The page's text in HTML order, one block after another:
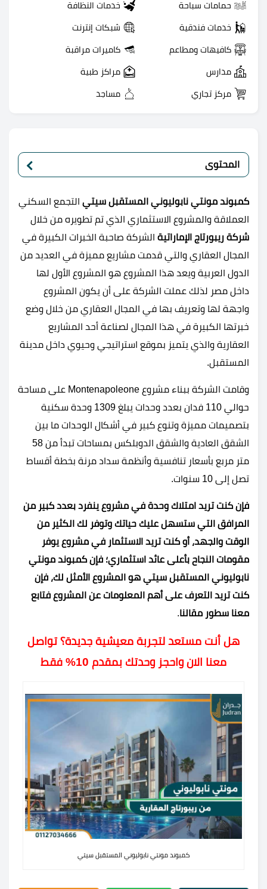
حمامات سباحة خدمات النظافة
خدمات فندقية شبكات إنترنت
كافيهات ومطاعم كاميرات مراقبة
مدارس مراكز طبية
مركز تجاري مساجد
المحتوى
كمبوند مونتي نابوليوني المستقبل سيتي التجمع السكني
العملاقة والمشروع الاستثماري الذي تم تطويره من خلال
شركة ريبورتاج الإماراتية الشركة صاحبة الخبرات الكبيرة في
المجال العقاري والتي قدمت مشاريع مميزة في العديد من
الدول العربية ويعد هذا المشروع هو المشروع الأول لها
داخل مصر لذلك عملت الشركة على أن يكون المشروع
واجهة لها وتعريف بها في المجال العقاري من خلال وضع
خبرتها الكبيرة في هذا المجال لصناعة أحد المشاريع
العقارية والذي يتميز بموقع استراتيجي وحيوي داخل مدينة
المستقبل.
وقامت الشركة ببناء مشروع Montenapoleone على مساحة
حوالي 110 فدان بعدد وحدات يبلغ 1309 وحدة سكنية
بتصميمات مميزة وتنوع كبير في أشكال الوحدات ما بين
الشقق العادية والشقق الدوبلكس بمساحات تبدأ من 58
متر مربع بأسعار تنافسية وأنظمة سداد مرنة بخطة أقساط
تصل إلى 10 سنوات.
فإن كنت تريد امتلاك وحدة في مشروع ينفرد بعدد كبير من
المرافق التي ستسهل عليك حياتك وتوفر لك الكثير من
الوقت والجهد، أو كنت تريد الاستثمار في مشروع يوفر
مقومات النجاح بأعلى عائد استثماري؛ فإن كمبوند مونتي
نابوليوني المستقبل سيتي هو المشروع الأمثل لك، فإن
كنت تريد التعرف على أهم المعلومات عن المشروع فتابع
معنا سطور مقالنا.
هل أنت مستعد لتجربة معيشية جديدة؟ تواصل
معنا الان واحجز وحدتك بمقدم 10% فقط
كمبوند مونتي نابوليوني المستقبل سيتي